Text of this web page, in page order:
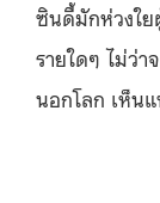
ซินดี้มักห่วงใ
รายใดๆ ไม่ว่
นอกโลก เห็น